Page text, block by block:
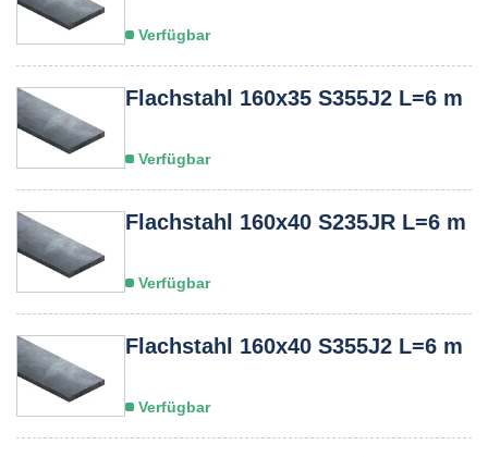
Verfügbar
Flachstahl 160x35 S355J2 L=6 m
Verfügbar
Flachstahl 160x40 S235JR L=6 m
Verfügbar
Flachstahl 160x40 S355J2 L=6 m
Verfügbar